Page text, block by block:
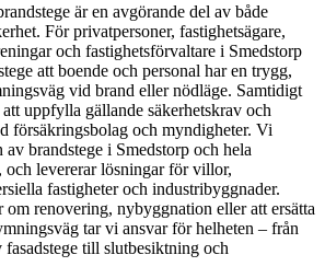
är en avgörande del av både
För privatpersoner, fastighetsägare,
och fastighetsförvaltare i Smedstorp
att boende och personal har en trygg,
vid brand eller nödläge. Samtidigt
uppfylla gällande säkerhetskrav och
försäkringsbolag och myndigheter. Vi
brandstege i Smedstorp och hela
levererar lösningar för villor,
fastigheter och industribyggnader.
om renovering, nybyggnation eller att ersätta
tar vi ansvar för helheten – från
till slutbesiktning och